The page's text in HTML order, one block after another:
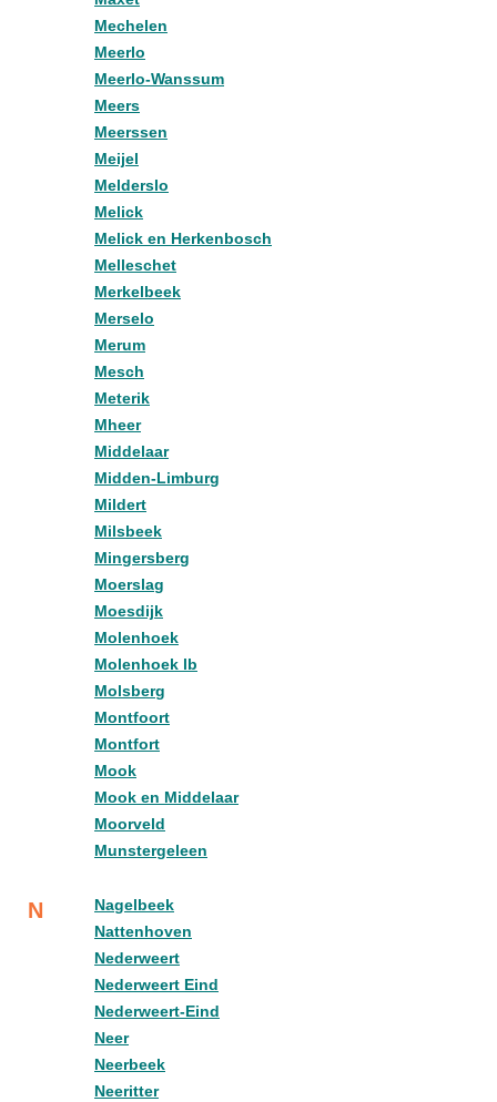
Mechelen
Meerlo
Meerlo-Wanssum
Meers
Meerssen
Meijel
Melderslo
Melick
Melick en Herkenbosch
Melleschet
Merkelbeek
Merselo
Merum
Mesch
Meterik
Mheer
Middelaar
Midden-Limburg
Mildert
Milsbeek
Mingersberg
Moerslag
Moesdijk
Molenhoek
Molenhoek lb
Molsberg
Montfoort
Montfort
Mook
Mook en Middelaar
Moorveld
Munstergeleen
N
Nagelbeek
Nattenhoven
Nederweert
Nederweert Eind
Nederweert-Eind
Neer
Neerbeek
Neeritter